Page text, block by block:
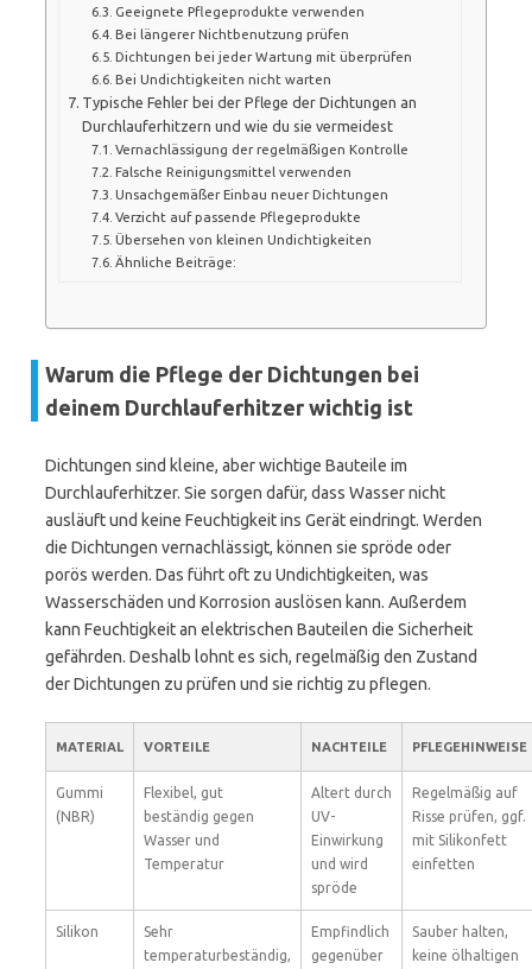
Geeignete Pflegeprodukte verwenden
Bei längerer Nichtbenutzung prüfen
Dichtungen bei jeder Wartung mit überprüfen
Bei Undichtigkeiten nicht warten
Typische Fehler bei der Pflege der Dichtungen an
Durchlauferhitzern und wie du sie vermeidest
Vernachlässigung der regelmäßigen Kontrolle
Falsche Reinigungsmittel verwenden
Unsachgemäßer Einbau neuer Dichtungen
Verzicht auf passende Pflegeprodukte
Übersehen von kleinen Undichtigkeiten
Ähnliche Beiträge:
Warum die Pflege der Dichtungen bei
deinem Durchlauferhitzer wichtig ist
Dichtungen sind kleine, aber wichtige Bauteile im
Durchlauferhitzer. Sie sorgen dafür, dass Wasser nicht
ausläuft und keine Feuchtigkeit ins Gerät eindringt. Werden
die Dichtungen vernachlässigt, können sie spröde oder
porös werden. Das führt oft zu Undichtigkeiten, was
Wasserschäden und Korrosion auslösen kann. Außerdem
kann Feuchtigkeit an elektrischen Bauteilen die Sicherheit
gefährden. Deshalb lohnt es sich, regelmäßig den Zustand
der Dichtungen zu prüfen und sie richtig zu pflegen.
MATERIAL VORTEILE NACHTEILE PFLEGEHINWEISE
Gummi
(NBR)
Flexibel, gut
beständig gegen
Wasser und
Temperatur
Altert durch
UV-
Einwirkung
und wird
spröde
Regelmäßig auf
Risse prüfen, ggf.
mit Silikonfett
einfetten
Silikon
Sehr
temperaturbeständig,
Empfindlich
gegenüber
Sauber halten,
keine ölhaltigen